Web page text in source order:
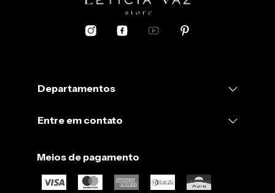
Departamentos
Entre em contato
Meios de pagamento